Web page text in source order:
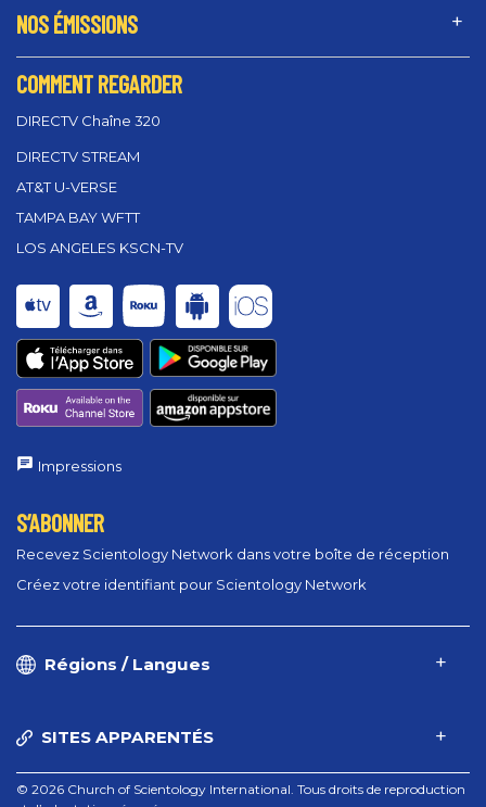
NOS ÉMISSIONS
COMMENT REGARDER
DIRECTV Chaîne 320
DIRECTV STREAM
AT&T U-VERSE
TAMPA BAY WFTT
LOS ANGELES KSCN-TV
Impressions
S’ABONNER
Recevez Scientology Network dans votre boîte de réception
Créez votre identifiant pour Scientology Network
Régions / Langues
SITES APPARENTÉS
© 2026 Church of Scientology International. Tous droits de reproduction